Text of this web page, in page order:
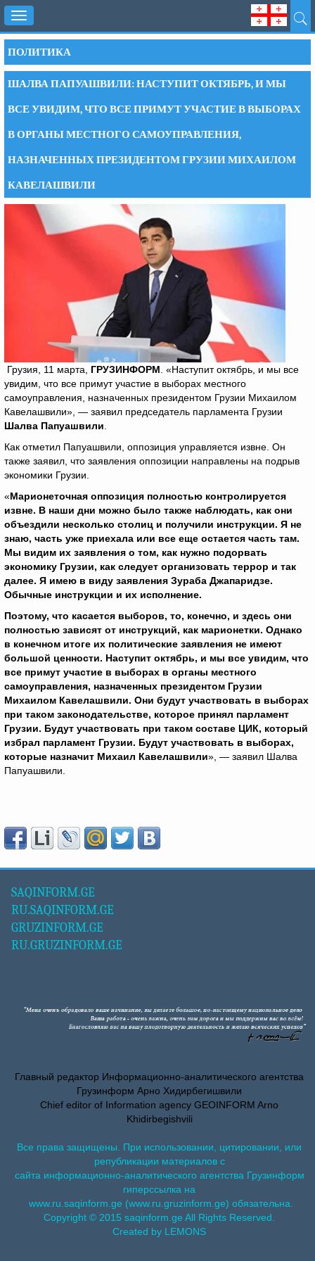
Toggle
navigation
ПОЛИТИКА
ШАЛВА ПАПУАШВИЛИ: НАСТУПИТ ОКТЯБРЬ, И МЫ
ВСЕ УВИДИМ, ЧТО ВСЕ ПРИМУТ УЧАСТИЕ В ВЫБОРАХ
В ОРГАНЫ МЕСТНОГО САМОУПРАВЛЕНИЯ,
НАЗНАЧЕННЫХ ПРЕЗИДЕНТОМ ГРУЗИИ МИХАИЛОМ
КАВЕЛАШВИЛИ
Грузия, 11 марта, ГРУЗИНФОРМ . «Наступит октябрь, и мы все
увидим, что все примут участие в выборах местного
самоуправления, назначенных президентом Грузии Михаилом
Кавелашвили», — заявил председатель парламента Грузии
Шалва Папуашвили
Как отметил Папуашвили, оппозиция управляется извне. Он
также заявил, что заявления оппозиции направлены на подрыв
экономики Грузии.
«Марионеточная оппозиция полностью контролируется
извне. В наши дни можно было также наблюдать, как они
объездили несколько столиц и получили инструкции. Я не
знаю, часть уже приехала или все еще остается часть там.
Мы видим их заявления о том, как нужно подорвать
экономику Грузии, как следует организовать террор и так
далее. Я имею в виду заявления Зураба Джапаридзе.
Обычные инструкции и их исполнение.
Поэтому, что касается выборов, то, конечно, и здесь они
полностью зависят от инструкций, как марионетки. Однако
в конечном итоге их политические заявления не имеют
большой ценности. Наступит октябрь, и мы все увидим, что
все примут участие в выборах в органы местного
самоуправления, назначенных президентом Грузии
Михаилом Кавелашвили. Они будут участвовать в выборах
при таком законодательстве, которое принял парламент
Грузии. Будут участвовать при таком составе ЦИК, который
избрал парламент Грузии. Будут участвовать в выборах,
которые назначит Михаил Кавелашвили», — заявил Шалва
Папуашвили.
SAQINFORM.GE
RU.SAQINFORM.GE
GRUZINFORM.GE
RU.GRUZINFORM.GE
Главный редактор Информационно-аналитического агентства
Грузинформ Арно Хидирбегишвили
Chief editor of Information agency GEOINFORM Arno
Khidirbegishvili
Все права защищены. При использовании, цитировании, или
републикации материалов с
сайта информационно-аналитического агентства Грузинформ
гиперссылка на
www.ru.saqinform.ge (www.ru.gruzinform.ge) обязательна.
Copyright © 2015 saqinform.ge All Rights Reserved.
Created by LEMONS